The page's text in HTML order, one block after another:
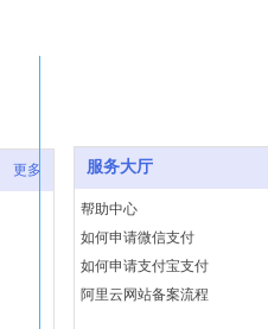
更多 服务大厅
帮助中心
如何申请微信支付
如何申请支付宝支付
阿里云网站备案流程